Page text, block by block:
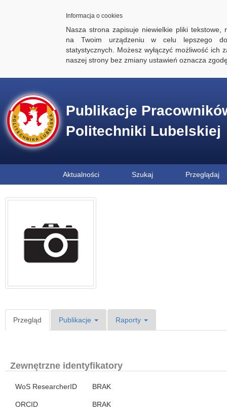
Informacja o cookies
Nasza strona zapisuje niewielkie pliki tekstowe,
na Twoim urządzeniu w celu lepszego
statystycznych. Możesz wyłączyć możliwość ich
naszej strony bez zmiany ustawień oznacza
Publikacje
Politechniki Lubelskiej
Aktualności Szukaj Przeglądaj
Przegląd Publikacje Raporty
Zewnętrzne identyfikatory
WoS ResearcherID BRAK
ORCID BRAK